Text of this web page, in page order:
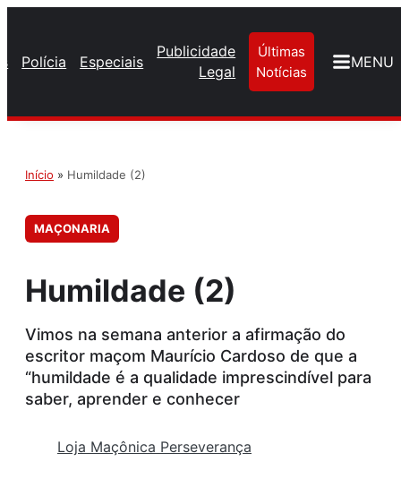
Polícia Especiais
Publicidade
Legal
Últimas
Notícias
MENU
Início » Humildade (2)
MAÇONARIA
Humildade (2)
Vimos na semana anterior a afirmação do
escritor maçom Maurício Cardoso de que a
“humildade é a qualidade imprescindível para
saber, aprender e conhecer
Loja Maçônica Perseverança